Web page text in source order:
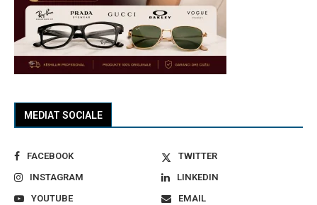
MEDIAT SOCIALE
FACEBOOK
TWITTER
INSTAGRAM
LINKEDIN
YOUTUBE
EMAIL